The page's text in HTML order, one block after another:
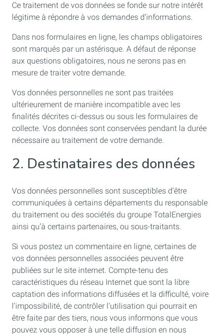
Ce traitement de vos données se fonde sur notre intérêt
légitime à répondre à vos demandes d’informations.
Dans nos formulaires en ligne, les champs obligatoires
sont marqués par un astérisque. A défaut de réponse
aux questions obligatoires, nous ne serons pas en
mesure de traiter votre demande.
Vos données personnelles ne sont pas traitées
ultérieurement de manière incompatible avec les
finalités décrites ci-dessus ou sous les formulaires de
collecte. Vos données sont conservées pendant la durée
nécessaire au traitement de votre demande.
2. Destinataires des données
Vos données personnelles sont susceptibles d’être
communiquées à certains départements du responsable
du traitement ou des sociétés du groupe TotalEnergies
ainsi qu’à certains partenaires, ou sous-traitants.
Si vous postez un commentaire en ligne, certaines de
vos données personnelles associées peuvent être
publiées sur le site internet. Compte-tenu des
caractéristiques du réseau Internet que sont la libre
captation des informations diffusées et la difficulté, voire
l'impossibilité, de contrôler l'utilisation qui pourrait en
être faite par des tiers, nous vous informons que vous
pouvez vous opposer à une telle diffusion en nous